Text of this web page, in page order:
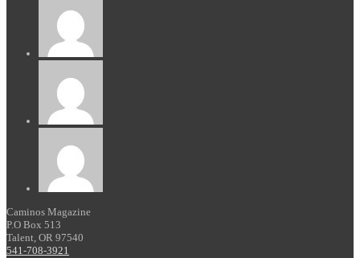
Caminos Magazine
P.O Box 513
Talent, OR 97540
541-708-3921